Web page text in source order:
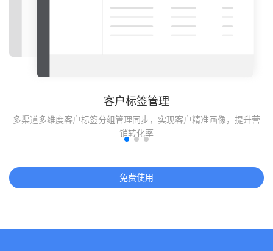
客户标签管理
多渠道多维度客户标签分组管理同步，实现客户精准画像，提升营
销转化率
免费使用